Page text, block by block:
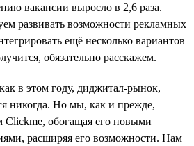
вакансии выросло в 2,6 раза.
развивать возможности рекламных
ещё несколько вариантов
обязательно расскажем.
в этом году, диджитал-рынок,
никогда. Но мы, как и прежде,
Clickme, обогащая его новыми
расширяя его возможности. Нам